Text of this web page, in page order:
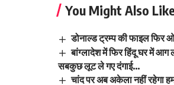
You Might Also
डोनाल्ड ट्रम्प की फाइल फिर
बांग्लादेश में फिर हिंदू घर में
सबकुछ लूट ले गए दंगाई…
चांद पर अब अकेला नहीं रहेगा